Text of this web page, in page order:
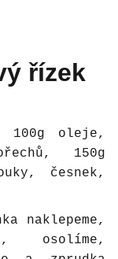
řízek
100g oleje,
150g
česnek,
naklepeme,
osolíme,